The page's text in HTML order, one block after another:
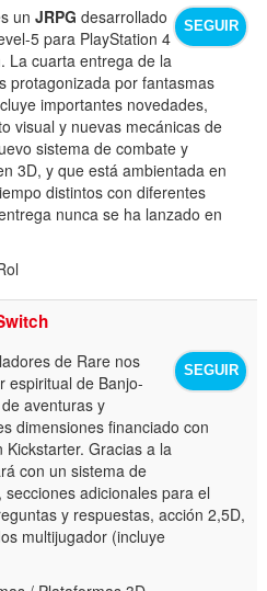
SEGUIR
unJRPG desarrollado
5 para PlayStation 4
La cuarta entrega de la
protagonizada por fantasmas
importantes novedades,
visual y nuevas mecánicas de
sistema de combate y
3D, y que está ambientada en
distintos con diferentes
nunca se ha lanzado en
SEGUIR
de Rare nos
espiritual de Banjo-
aventuras y
dimensiones financiado con
Gracias a la
con un sistema de
adicionales para el
y respuestas, acción 2,5D,
multijugador (incluye